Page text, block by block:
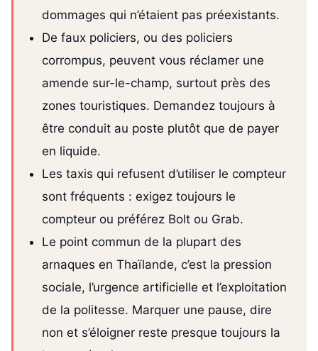
dommages qui n’étaient pas préexistants.
De faux policiers, ou des policiers
corrompus, peuvent vous réclamer une
amende sur-le-champ, surtout près des
zones touristiques. Demandez toujours à
être conduit au poste plutôt que de payer
en liquide.
Les taxis qui refusent d’utiliser le compteur
sont fréquents : exigez toujours le
compteur ou préférez Bolt ou Grab.
Le point commun de la plupart des
arnaques en Thaïlande, c’est la pression
sociale, l’urgence artificielle et l’exploitation
de la politesse. Marquer une pause, dire
non et s’éloigner reste presque toujours la